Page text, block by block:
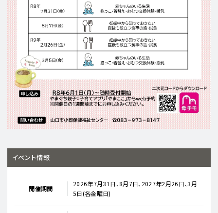
イベント情報
開催期間
2026年7月31日、8月7日、2027年2月26日、3月
5日(各金曜日)